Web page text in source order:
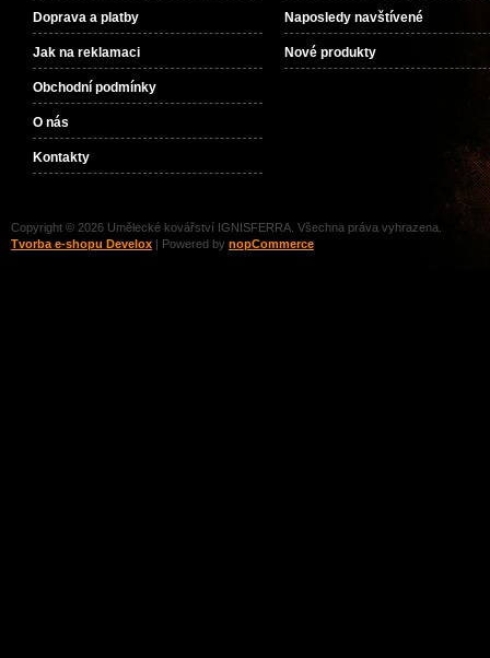
Doprava a platby
Jak na reklamaci
Obchodní podmínky
O nás
Kontakty
Naposledy navštívené
Nové produkty
Copyright © 2026 Umělecké kovářství IGNISFERRA. Všechna práva vyhrazena.
Tvorba e-shopu Develox | Powered by nopCommerce